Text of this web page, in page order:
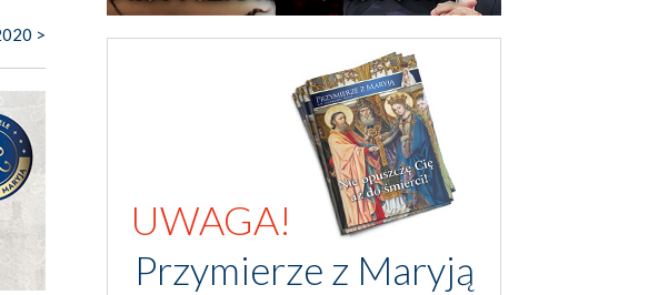
>
UWAGA!
Przymierze z Maryją